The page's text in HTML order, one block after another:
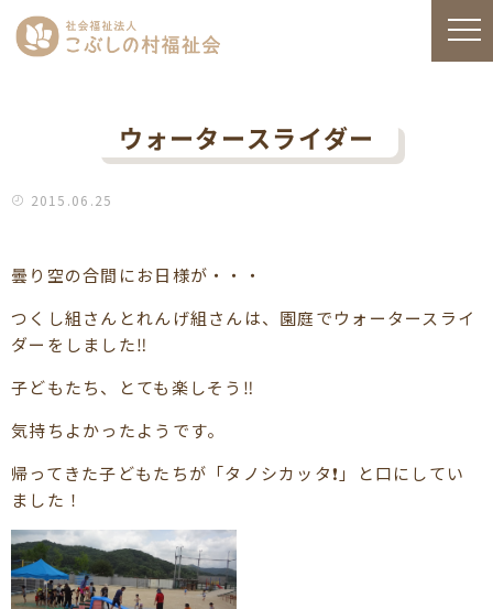
ウォータースライダー
2015.06.25
曇り空の合間にお日様が・・・
つくし組さんとれんげ組さんは、園庭でウォータースライ
ダーをしました‼
子どもたち、とても楽しそう‼
気持ちよかったようです。
帰ってきた子どもたちが「タノシカッタ❗」と口にしてい
ました！